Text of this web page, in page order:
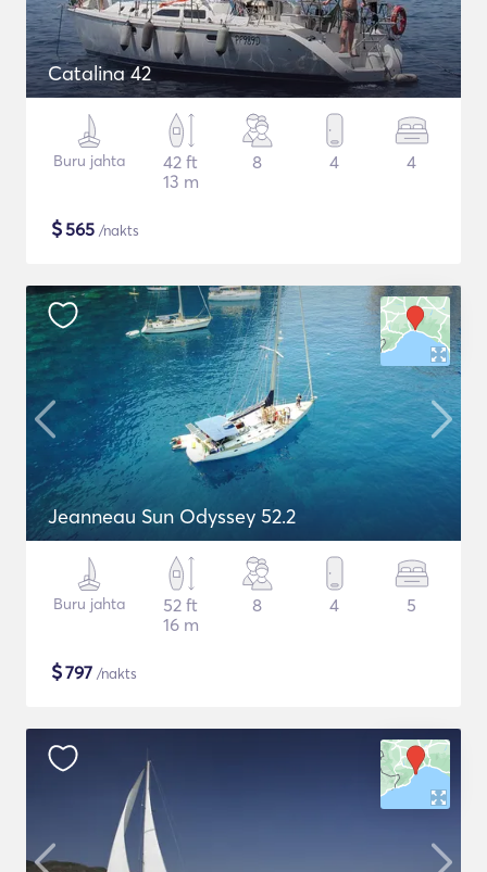
Catalina 42
Buru jahta
42 ft
13 m
8 4 4
$565 /nakts
Jeanneau Sun Odyssey 52.2
Buru jahta
52 ft
16 m
8 4 5
$797 /nakts